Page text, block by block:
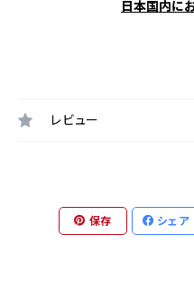
日本国内に
レビュー
保存 シェア